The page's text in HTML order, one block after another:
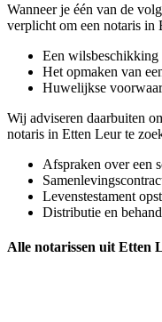
Wanneer je één van de
verplicht om een notaris in
Een wilsbeschikking
Het opmaken van
Huwelijkse
Wij adviseren daarbuiten
notaris in Etten Leur te
Afspraken over een
Levenstestament
Distributie en
Alle notarissen uit Etten